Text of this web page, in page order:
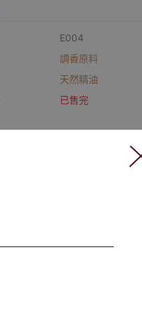
E004
調香原料
天然精油
已售完